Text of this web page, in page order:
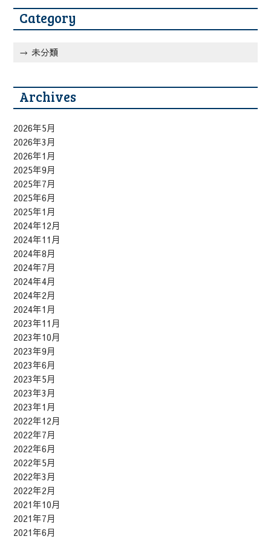
Category
未分類
Archives
2026年5月
2026年3月
2026年1月
2025年9月
2025年7月
2025年6月
2025年1月
2024年12月
2024年11月
2024年8月
2024年7月
2024年4月
2024年2月
2024年1月
2023年11月
2023年10月
2023年9月
2023年6月
2023年5月
2023年3月
2023年1月
2022年12月
2022年7月
2022年6月
2022年5月
2022年3月
2022年2月
2021年10月
2021年7月
2021年6月